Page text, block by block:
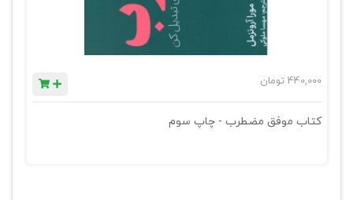
440,000 تومان
کتاب موفق مضطرب - چاپ سوم